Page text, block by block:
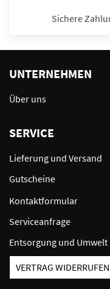
Sichere
UNTERNEHMEN
Über uns
SERVICE
Lieferung und Versand
Gutscheine
Kontaktformular
Serviceanfrage
Entsorgung und Umwelt
VERTRAG WIDERRUFEN